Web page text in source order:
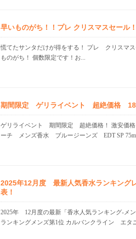
早いものがち！！プレ クリスマスセール
慌てたサンタだけが得をする！ プレ クリスマ
ものがち！ 個数限定です！お...
期間限定 ゲリライベント 超絶価格
ゲリライベント 期間限定 超絶価格！ 激安価格
ーチ メンズ香水 ブルージーンズ EDT SP
2025年12月度 最新人気香水ランキング
表！
2025年 12月度の最新「香水人気ランキング-メ
ランキングメンズ第1位 カルバンクライン エタ